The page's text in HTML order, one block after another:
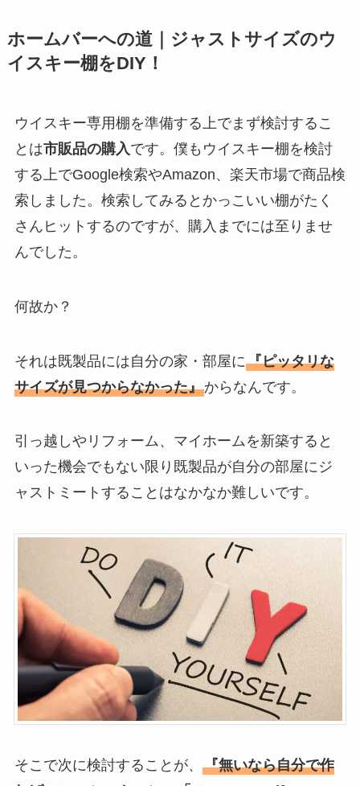
ホームバーへの道｜ジャストサイズのウ
イスキー棚をDIY！
ウイスキー専用棚を準備する上でまず検討するこ
とは市販品の購入です。僕もウイスキー棚を検討
する上でGoogle検索やAmazon、楽天市場で商品検
索しました。検索してみるとかっこいい棚がたく
さんヒットするのですが、購入までには至りませ
んでした。
何故か？
それは既製品には自分の家・部屋に『ピッタリな
サイズが見つからなかった』からなんです。
引っ越しやリフォーム、マイホームを新築すると
いった機会でもない限り既製品が自分の部屋にジ
ャストミートすることはなかなか難しいです。
そこで次に検討することが、 『無いなら自分で作